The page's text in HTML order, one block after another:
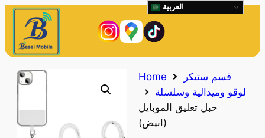
Home
قسم ستيكر
لوقو وميدالية وسلسلة
حبل تعليق الموبايل
(ابيض)
العربية